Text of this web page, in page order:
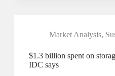
Market Analysis,
$1.3 billion spent on
IDC says